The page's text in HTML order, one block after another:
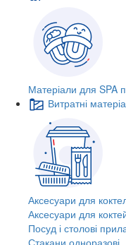
Матеріали для SPA
Витратні
Аксесуари для
Аксесуари для
Посуд і столові